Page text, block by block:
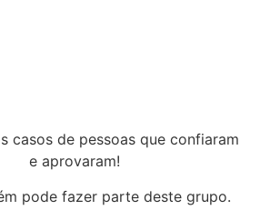
casos de pessoas que confiaram
e aprovaram!
pode fazer parte deste grupo.